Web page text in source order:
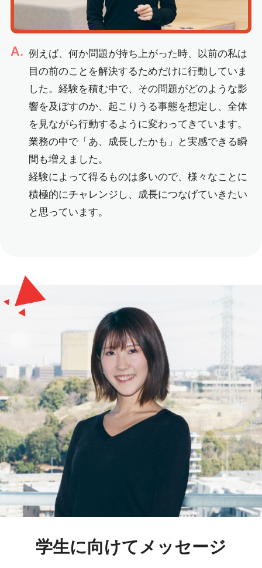
A. 例えば、何か問題が持ち上がった時、以前の私は
目の前のことを解決するためだけに行動していま
した。経験を積む中で、その問題がどのような影
響を及ぼすのか、起こりうる事態を想定し、全体
を見ながら行動するように変わってきています。
業務の中で「あ、成長したかも」と実感できる瞬
間も増えました。
経験によって得るものは多いので、様々なことに
積極的にチャレンジし、成長につなげていきたい
と思っています。
学生に向けてメッセージ